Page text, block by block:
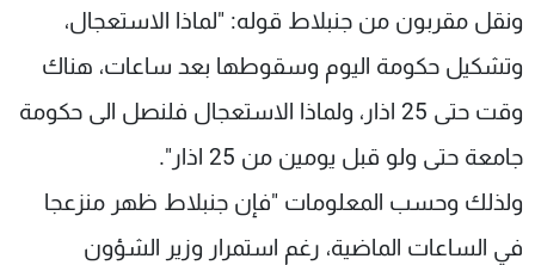
ونقل مقربون من جنبلاط قوله: "لماذا الاستعجال،
وتشكيل حكومة اليوم وسقوطها بعد ساعات، هناك
وقت حتى 25 اذار، ولماذا الاستعجال فلنصل الى حكومة
جامعة حتى ولو قبل يومين من 25 اذار".
ولذلك وحسب المعلومات "فإن جنبلاط ظهر منزعجا
في الساعات الماضية، رغم استمرار وزير الشؤون